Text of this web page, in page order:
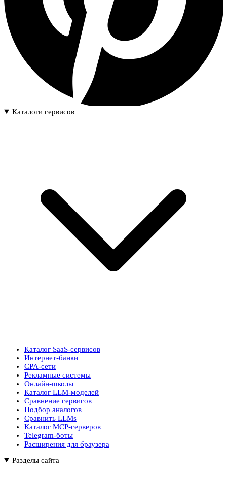
Каталоги сервисов
Каталог SaaS-сервисов
Интернет-банки
CPA-сети
Рекламные системы
Онлайн-школы
Каталог LLM-моделей
Сравнение сервисов
Подбор аналогов
Сравнить LLMs
Каталог MCP-серверов
Telegram-боты
Расширения для браузера
Разделы сайта